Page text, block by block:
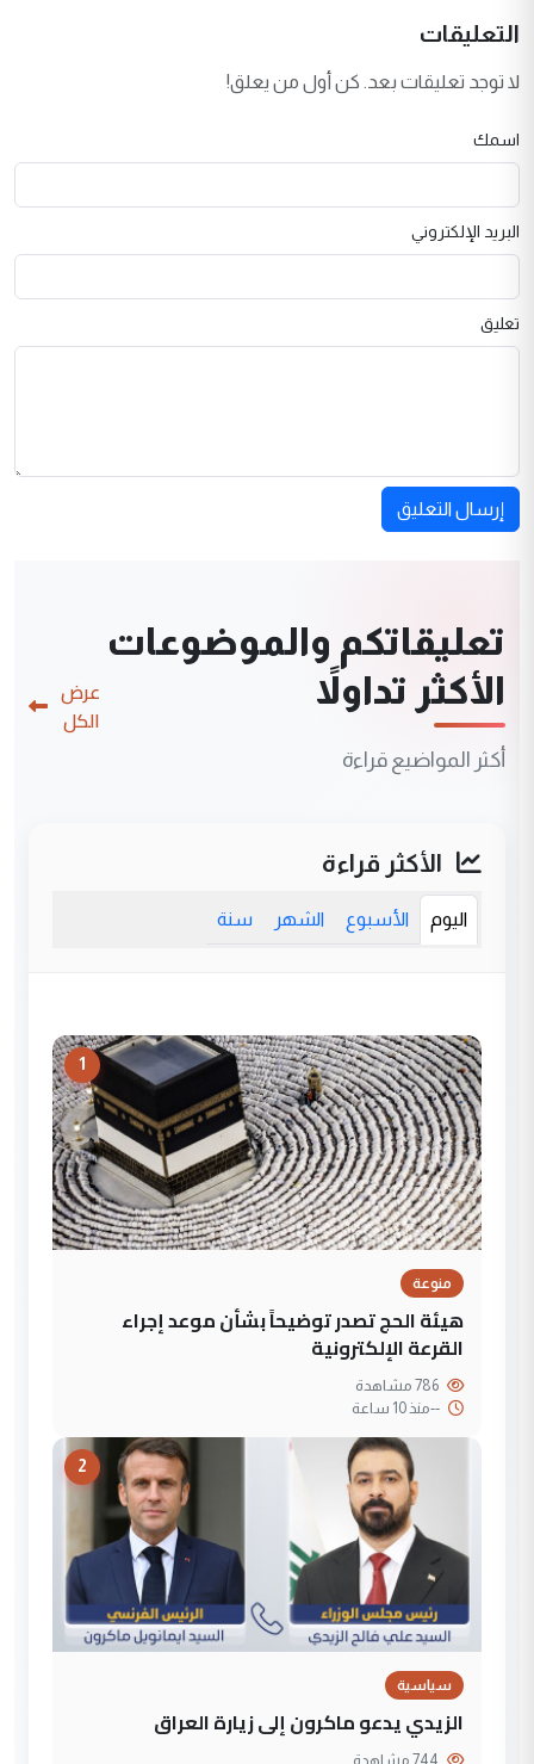
التعليقات
لا توجد تعليقات بعد. كن أول من يعلق!
اسمك
البريد الإلكتروني
تعليق
إرسال التعليق
تعليقاتكم والموضوعات
الأكثر تداولاً
أكثر المواضيع قراءة
عرض
الكل
الأكثر قراءة
اليوم الأسبوع الشهر سنة
1
منوعة
هيئة الحج تصدر توضيحاً بشأن موعد إجراء
القرعة الإلكترونية
--منذ 10 ساعة
2
سياسية
الزيدي يدعو ماكرون إلى زيارة العراق